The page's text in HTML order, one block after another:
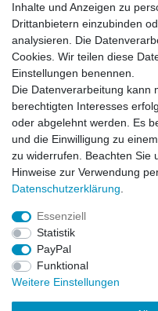
Hiro Seiko
350CST 35WT
Angaben zum
HIRO SEIKO
EU Verantwortliche
Widerrufs­recht
Inhalte und Anzeigen zu
Drittanbietern einzubinden
analysieren. Die
Cookies. Wir teilen diese
Einstellungen benennen.
Die Datenverarbeitung kann
berechtigten Interesses
oder abgelehnt werden. Es
und die Einwilligung zu
zu widerrufen. Beachten Sie
Hinweise zur Verwendung
Daten­schutz­erklärung
Essenziell
Statistik
PayPal
Funktional
Weitere Einstellungen